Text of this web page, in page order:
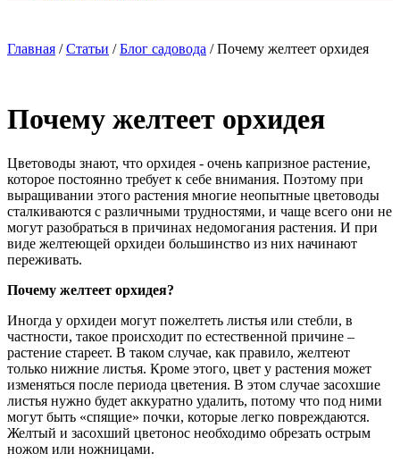
Главная /Статьи /Блог садовода /Почему желтеет орхидея
Почему желтеет орхидея
Цветоводы знают, что орхидея - очень капризное растение,
которое постоянно требует к себе внимания. Поэтому при
выращивании этого растения многие неопытные цветоводы
сталкиваются с различными трудностями, и чаще всего они не
могут разобраться в причинах недомогания растения. И при
виде желтеющей орхидеи большинство из них начинают
переживать.
Почему желтеет орхидея?
Иногда у орхидеи могут пожелтеть листья или стебли, в
частности, такое происходит по естественной причине –
растение стареет. В таком случае, как правило, желтеют
только нижние листья. Кроме этого, цвет у растения может
изменяться после периода цветения. В этом случае засохшие
листья нужно будет аккуратно удалить, потому что под ними
могут быть «спящие» почки, которые легко повреждаются.
Желтый и засохший цветонос необходимо обрезать острым
ножом или ножницами.